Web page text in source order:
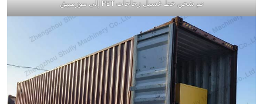
تم شحن خط غسيل زجاجات PET إلى موزمبيق